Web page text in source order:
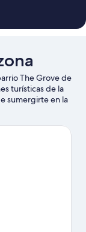
The Grove de
turísticas de la
sumergirte en la
Playa de Cable.
deportivo